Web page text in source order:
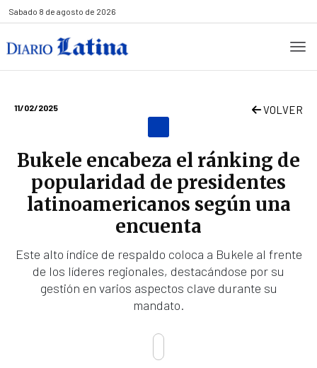
Sabado 8 de agosto de 2026
11/02/2025 VOLVER
Bukele encabeza el ránking de
popularidad de presidentes
latinoamericanos según una
encuenta
Este alto índice de respaldo coloca a Bukele al frente
de los líderes regionales, destacándose por su
gestión en varios aspectos clave durante su
mandato.